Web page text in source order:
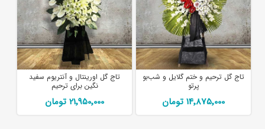
تاج گل ترحیم و ختم گلایل و شب‌بو
پرتو
14٬875٬000 تومان
تاج گل اورینتال و آنتریوم سفید
نگین برای ترحیم
21٬950٬000 تومان